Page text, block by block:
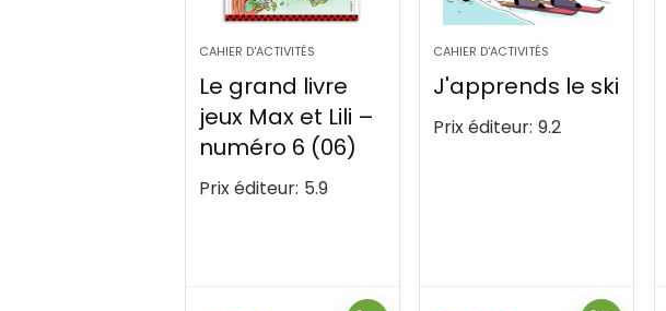
CAHIER D'ACTIVITÉS
Le grand livre
jeux Max et Lili –
numéro 6 (06)
Prix éditeur: 5.9
CAHIER D'ACTIVITÉS
J'apprends le ski
Prix éditeur: 9.2